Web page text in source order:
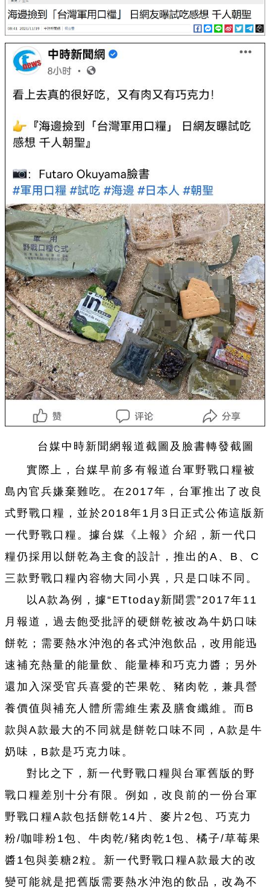
台 媒中時新聞網報道截圖及臉書轉發截圖
實際上， 台 媒早前多有報道 台 軍野戰口糧被
島內官兵嫌棄難吃。在2017年， 台 軍推出了改良
式野戰口糧，並於2018年1月3日正式公佈這版新
一代野戰口糧。據 台 媒《上報》介紹，新一代口
糧仍採用以餅乾為主食的設計，推出的A、B、C
三款野戰口糧內容物大同小異，只是口味不同。
以A款為例，據“ETtoday新聞雲”2017年11
月報道，過去飽受批評的硬餅乾被改為牛奶口味
餅乾 ；需要熱水沖泡的各式沖泡飲品，改用能迅
速補充熱量的能量飲、能量棒和巧克力醬；另外
還加入深受官兵喜愛的芒果乾 、豬肉乾 ，兼具營
養價值與補充人體所需維生素及膳食纖維。而B
款與A款最大的不同就是餅乾 口味不同，A款是牛
奶味，B款是巧克力味。
對比之下，新一代野戰口糧與台 軍舊版的野
戰口糧差別十分有限。例如，改良前的一份台 軍
野戰口糧A款包括餅乾14片、麥片2包、巧克力
粉/咖啡粉1包、牛肉乾/豬肉乾1包、橘子/草莓果
醬1包與姜糖2粒。新一代野戰口糧A款最大的改
變可能就是把舊版需要熱水沖泡的飲品，改為不